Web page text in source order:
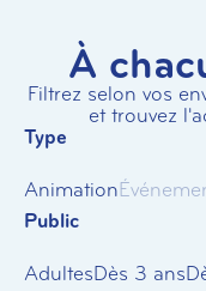
À
Filtrez selon vos
et trouvez
Type
Animation
Public
AdultesDès 3 ans